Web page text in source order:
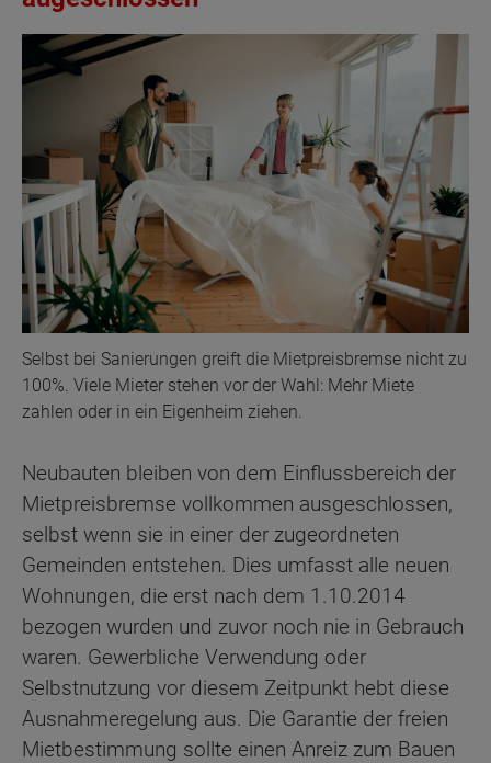
Selbst bei Sanierungen greift die Mietpreisbremse nicht zu
100%. Viele Mieter stehen vor der Wahl: Mehr Miete
zahlen oder in ein Eigenheim ziehen.
Neubauten bleiben von dem Einflussbereich der
Mietpreisbremse vollkommen ausgeschlossen,
selbst wenn sie in einer der zugeordneten
Gemeinden entstehen. Dies umfasst alle neuen
Wohnungen, die erst nach dem 1.10.2014
bezogen wurden und zuvor noch nie in Gebrauch
waren. Gewerbliche Verwendung oder
Selbstnutzung vor diesem Zeitpunkt hebt diese
Ausnahmeregelung aus. Die Garantie der freien
Mietbestimmung sollte einen Anreiz zum Bauen